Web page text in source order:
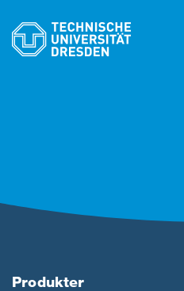
Produkter